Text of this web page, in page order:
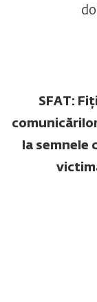
SFAT:
la